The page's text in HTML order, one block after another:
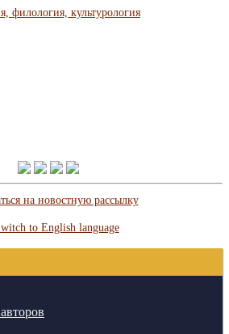
на новостную рассылку
to English language